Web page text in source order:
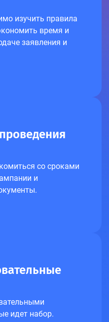
изучить правила
время и
заявления и
со сроками
и
идет набор.